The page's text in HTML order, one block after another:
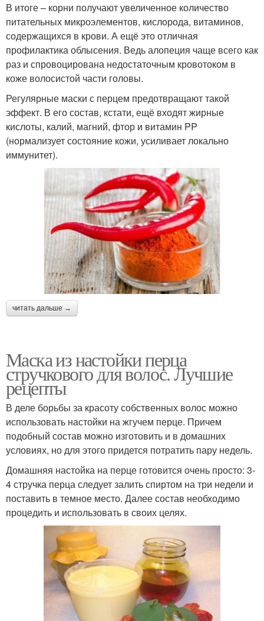
В итоге – корни получают увеличенное количество
питательных микроэлементов, кислорода, витаминов,
содержащихся в крови. А ещё это отличная
профилактика облысения. Ведь алопеция чаще всего как
раз и спровоцирована недостаточным кровотоком в
коже волосистой части головы.
Регулярные маски с перцем предотвращают такой
эффект. В его состав, кстати, ещё входят жирные
кислоты, калий, магний, фтор и витамин PP
(нормализует состояние кожи, усиливает локально
иммунитет).
читать дальше →
Маска из настойки перца
стручкового для волос. Лучшие
рецепты
В деле борьбы за красоту собственных волос можно
использовать настойки на жгучем перце. Причем
подобный состав можно изготовить и в домашних
условиях, но для этого придется потратить пару недель.
Домашняя настойка на перце готовится очень просто: 3-
4 стручка перца следует залить спиртом на три недели и
поставить в темное место. Далее состав необходимо
процедить и использовать в своих целях.